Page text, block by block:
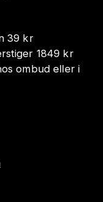
39 kr
1849 kr
ombud eller i